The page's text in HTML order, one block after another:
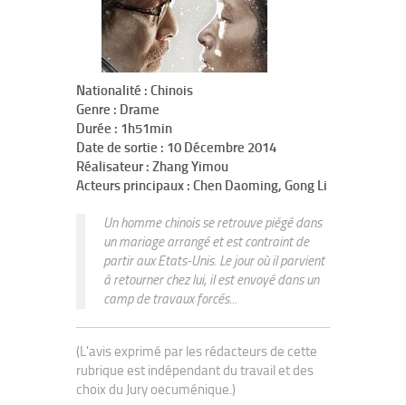
Nationalité : Chinois
Genre : Drame
Durée : 1h51min
Date de sortie : 10 Décembre 2014
Réalisateur : Zhang Yimou
Acteurs principaux : Chen Daoming, Gong Li
Un homme chinois se retrouve piégé dans
un mariage arrangé et est contraint de
partir aux Etats-Unis. Le jour où il parvient
à retourner chez lui, il est envoyé dans un
camp de travaux forcés...
(L'avis exprimé par les rédacteurs de cette
rubrique est indépendant du travail et des
choix du Jury oecuménique.)